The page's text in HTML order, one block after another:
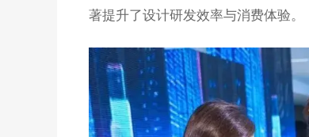
著提升了设计研发效率与消费体验。